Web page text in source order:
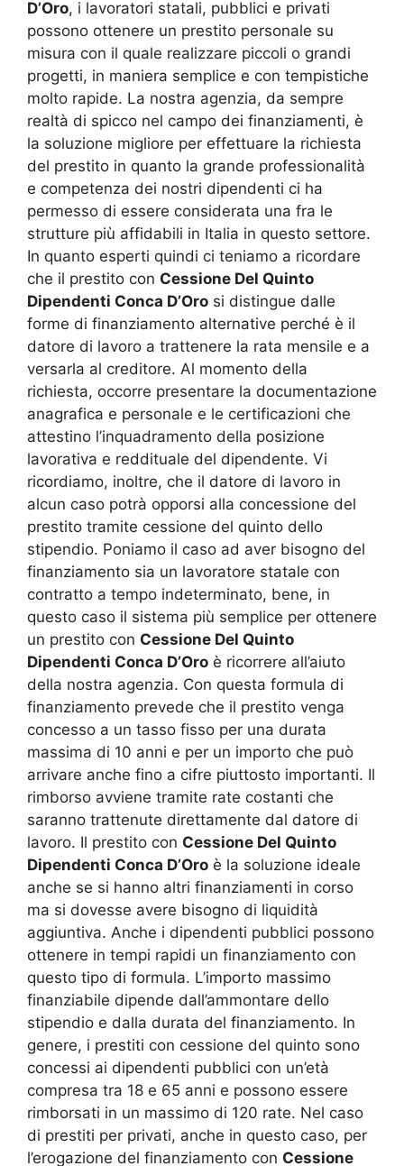
D’Oro, i lavoratori statali, pubblici e privati
possono ottenere un prestito personale su
misura con il quale realizzare piccoli o grandi
progetti, in maniera semplice e con tempistiche
molto rapide. La nostra agenzia, da sempre
realtà di spicco nel campo dei finanziamenti, è
la soluzione migliore per effettuare la richiesta
del prestito in quanto la grande professionalità
e competenza dei nostri dipendenti ci ha
permesso di essere considerata una fra le
strutture più affidabili in Italia in questo settore.
In quanto esperti quindi ci teniamo a ricordare
che il prestito con Cessione Del Quinto
Dipendenti Conca D’Oro si distingue dalle
forme di finanziamento alternative perché è il
datore di lavoro a trattenere la rata mensile e a
versarla al creditore. Al momento della
richiesta, occorre presentare la documentazione
anagrafica e personale e le certificazioni che
attestino l’inquadramento della posizione
lavorativa e reddituale del dipendente. Vi
ricordiamo, inoltre, che il datore di lavoro in
alcun caso potrà opporsi alla concessione del
prestito tramite cessione del quinto dello
stipendio. Poniamo il caso ad aver bisogno del
finanziamento sia un lavoratore statale con
contratto a tempo indeterminato, bene, in
questo caso il sistema più semplice per ottenere
un prestito con Cessione Del Quinto
Dipendenti Conca D’Oro è ricorrere all’aiuto
della nostra agenzia. Con questa formula di
finanziamento prevede che il prestito venga
concesso a un tasso fisso per una durata
massima di 10 anni e per un importo che può
arrivare anche fino a cifre piuttosto importanti. Il
rimborso avviene tramite rate costanti che
saranno trattenute direttamente dal datore di
lavoro. Il prestito con Cessione Del Quinto
Dipendenti Conca D’Oro è la soluzione ideale
anche se si hanno altri finanziamenti in corso
ma si dovesse avere bisogno di liquidità
aggiuntiva. Anche i dipendenti pubblici possono
ottenere in tempi rapidi un finanziamento con
questo tipo di formula. L’importo massimo
finanziabile dipende dall’ammontare dello
stipendio e dalla durata del finanziamento. In
genere, i prestiti con cessione del quinto sono
concessi ai dipendenti pubblici con un’età
compresa tra 18 e 65 anni e possono essere
rimborsati in un massimo di 120 rate. Nel caso
di prestiti per privati, anche in questo caso, per
l’erogazione del finanziamento con Cessione